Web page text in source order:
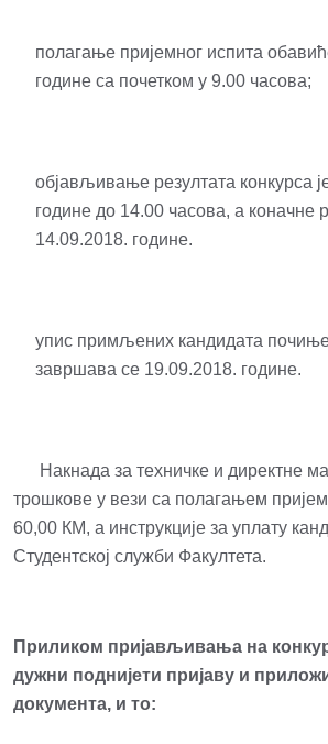
полагање пријемног испита
године са почетком у 9.00 часова;
објављивање резултата конкурса
године до 14.00 часова, а коначне
14.09.2018. године.
упис примљених кандидата
завршава се 19.09.2018. године.
Накнада за техничке и директне
трошкове у вези са полагањем
60,00 КМ, а инструкције за уплату
Студентској служби Факултета.
Приликом пријављивања на
дужни поднијети пријаву и
документа, и то: